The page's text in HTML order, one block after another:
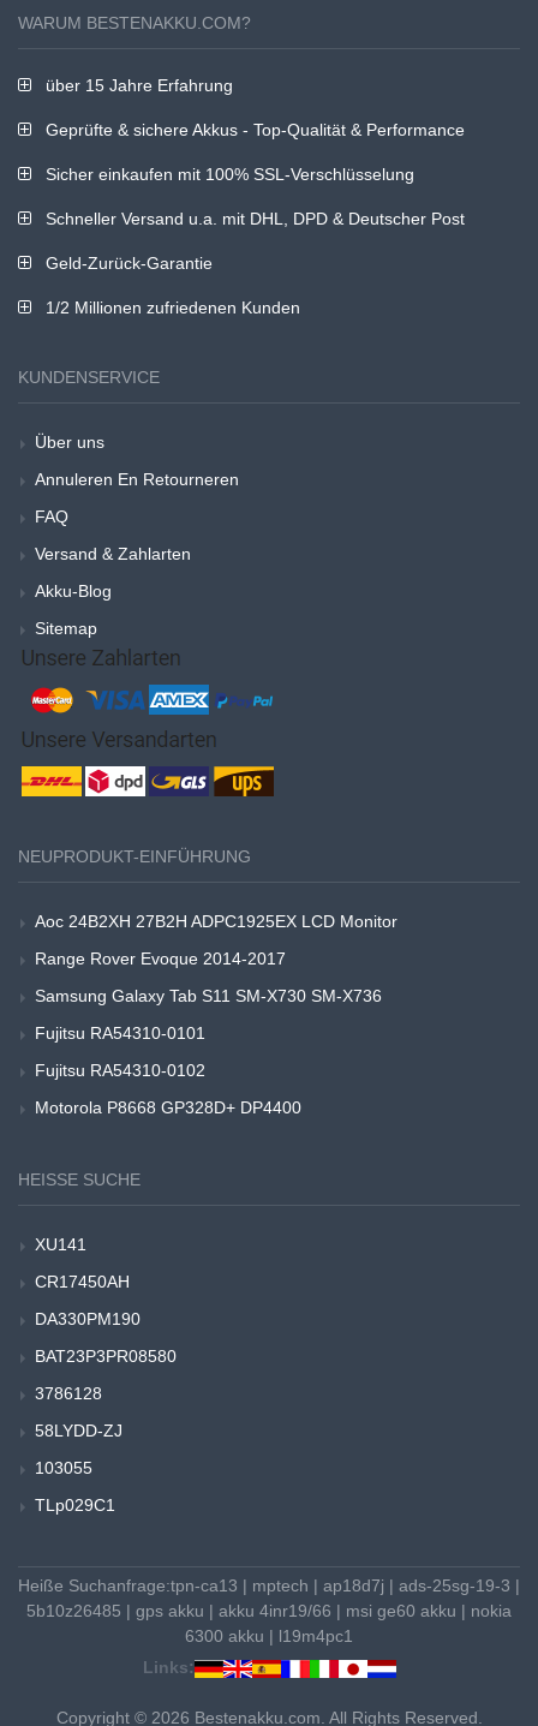
WARUM BESTENAKKU.COM?
über 15 Jahre Erfahrung
Geprüfte & sichere Akkus - Top-Qualität & Performance
Sicher einkaufen mit 100% SSL-Verschlüsselung
Schneller Versand u.a. mit DHL, DPD & Deutscher Post
Geld-Zurück-Garantie
1/2 Millionen zufriedenen Kunden
KUNDENSERVICE
Über uns
Annuleren En Retourneren
FAQ
Versand & Zahlarten
Akku-Blog
Sitemap
NEUPRODUKT-EINFÜHRUNG
Aoc 24B2XH 27B2H ADPC1925EX LCD Monitor
Range Rover Evoque 2014-2017
Samsung Galaxy Tab S11 SM-X730 SM-X736
Fujitsu RA54310-0101
Fujitsu RA54310-0102
Motorola P8668 GP328D+ DP4400
HEISSE SUCHE
XU141
CR17450AH
DA330PM190
BAT23P3PR08580
3786128
58LYDD-ZJ
103055
TLp029C1
Heiße Suchanfrage:tpn-ca13 | mptech | ap18d7j | ads-25sg-19-3 |
5b10z26485 | gps akku | akku 4inr19/66 | msi ge60 akku | nokia
6300 akku | l19m4pc1
Links:
Copyright © 2026 Bestenakku.com. All Rights Reserved.